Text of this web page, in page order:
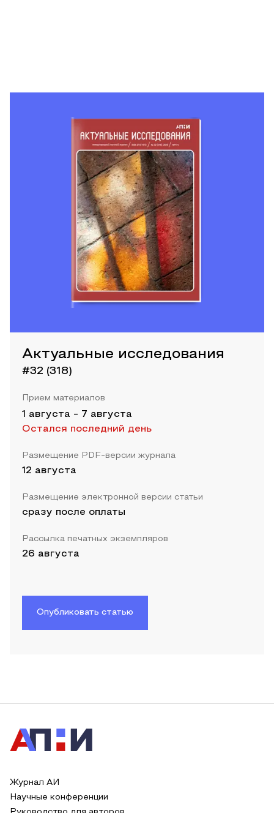
Актуальные исследования
#32 (318)
Прием материалов
1 августа - 7 августа
Остался последний день
Размещение PDF-версии журнала
12 августа
Размещение электронной версии статьи
сразу после оплаты
Рассылка печатных экземпляров
26 августа
Опубликовать статью
Журнал АИ
Научные конференции